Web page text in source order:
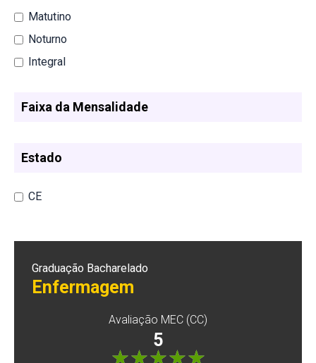
Matutino
Noturno
Integral
Faixa da Mensalidade
Estado
CE
Graduação Bacharelado
Enfermagem
Avaliação MEC (CC)
5